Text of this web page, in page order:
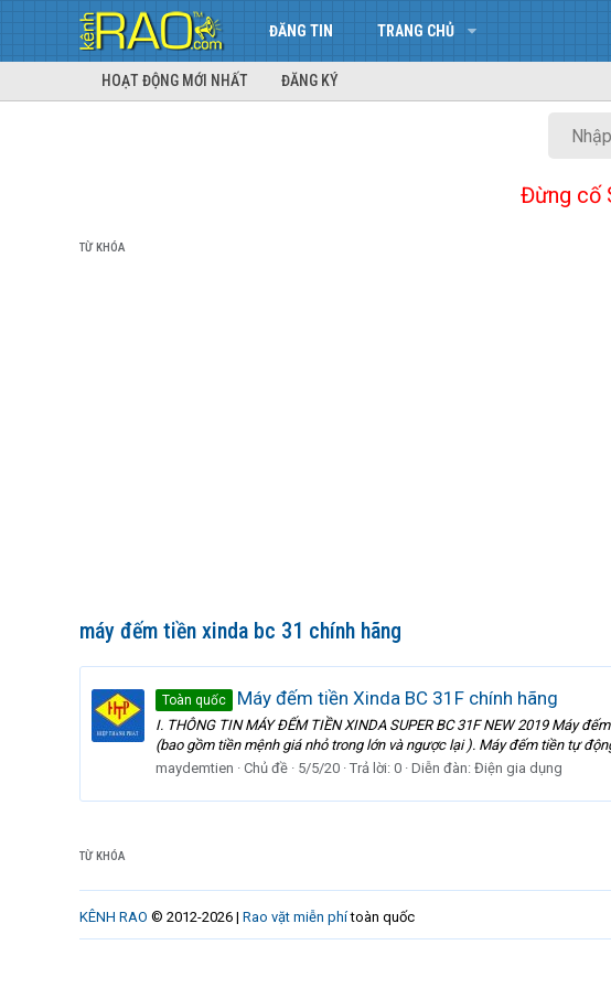
ĐĂNG TIN TRANG CHỦ
HOẠT ĐỘNG MỚI NHẤT ĐĂNG KÝ
Đừng cố
TỪ KHÓA
máy đếm tiền xinda bc 31 chính hãng
Toàn quốc Máy đếm tiền Xinda BC 31F chính hãng
I. THÔNG TIN MÁY ĐẾM TIỀN XINDA SUPER BC 31F NEW 2019 Máy
(bao gồm tiền mệnh giá nhỏ trong lớn và ngược lại ). Máy đếm tiền tự
maydemtien
Chủ đề 5/5/20 Trả lời: 0 Diễn đàn: Điện gia dụng
TỪ KHÓA
KÊNH RAO © 2012-2026 | Rao vặt miễn phítoàn quốc